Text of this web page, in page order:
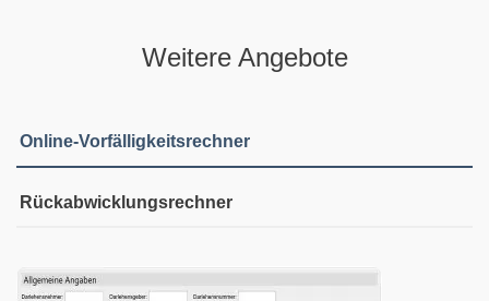
Weitere Angebote
Online-Vorfälligkeitsrechner
Rückabwicklungsrechner